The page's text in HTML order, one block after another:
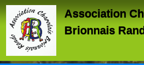
Association
Brionnais
Panneau de gestion des cookies